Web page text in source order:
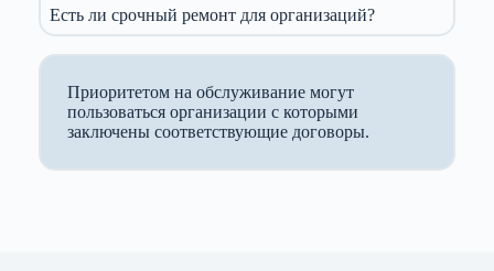
Есть ли срочный ремонт для организаций?
Приоритетом на обслуживание могут
пользоваться организации с которыми
заключены соответствующие договоры.